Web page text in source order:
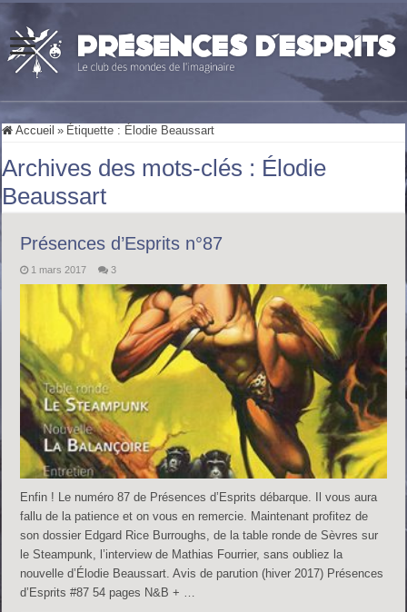
Accueil » Étiquette : Élodie Beaussart
Archives des mots-clés : Élodie
Beaussart
Présences d’Esprits n°87
1 mars 2017 3
Enfin ! Le numéro 87 de Présences d’Esprits débarque. Il vous aura
fallu de la patience et on vous en remercie. Maintenant profitez de
son dossier Edgard Rice Burroughs, de la table ronde de Sèvres sur
le Steampunk, l’interview de Mathias Fourrier, sans oubliez la
nouvelle d’Élodie Beaussart. Avis de parution (hiver 2017) Présences
d’Esprits #87 54 pages N&B + …